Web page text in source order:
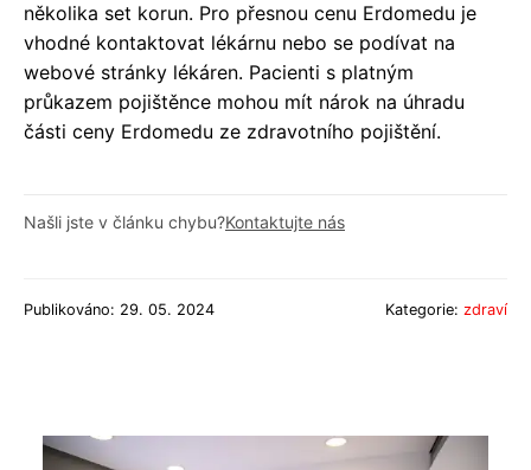
několika set korun. Pro přesnou cenu Erdomedu je
vhodné kontaktovat lékárnu nebo se podívat na
webové stránky lékáren. Pacienti s platným
průkazem pojištěnce mohou mít nárok na úhradu
části ceny Erdomedu ze zdravotního pojištění.
Našli jste v článku chybu?Kontaktujte nás
Publikováno: 29. 05. 2024 Kategorie: zdraví